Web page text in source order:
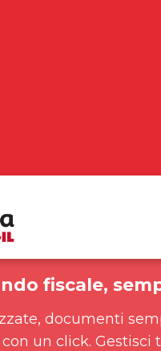
fiscale,
documenti
un click.